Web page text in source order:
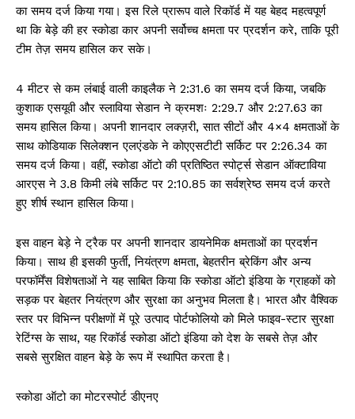
का समय दर्ज किया गया। इस रिले प्रारूप वाले रिकॉर्ड में यह बेहद महत्वपूर्ण
था कि बेड़े की हर स्कोडा कार अपनी सर्वोच्च क्षमता पर प्रदर्शन करे, ताकि पूरी
टीम तेज़ समय हासिल कर सके।
4 मीटर से कम लंबाई वाली काइलैक ने 2:31.6 का समय दर्ज किया, जबकि
कुशाक एसयूवी और स्लाविया सेडान ने क्रमशः 2:29.7 और 2:27.63 का
समय हासिल किया। अपनी शानदार लक्ज़री, सात सीटों और 4×4 क्षमताओं के
साथ कोडियाक सिलेक्शन एलएंडके ने कोएएसटीटी सर्किट पर 2:26.34 का
समय दर्ज किया। वहीं, स्कोडा ऑटो की प्रतिष्ठित स्पोर्ट्स सेडान ऑक्टाविया
आरएस ने 3.8 किमी लंबे सर्किट पर 2:10.85 का सर्वश्रेष्ठ समय दर्ज करते
हुए शीर्ष स्थान हासिल किया।
इस वाहन बेड़े ने ट्रैक पर अपनी शानदार डायनेमिक क्षमताओं का प्रदर्शन
किया। साथ ही इसकी फुर्ती, नियंत्रण क्षमता, बेहतरीन ब्रेकिंग और अन्य
परफॉर्मेंस विशेषताओं ने यह साबित किया कि स्कोडा ऑटो इंडिया के ग्राहकों को
सड़क पर बेहतर नियंत्रण और सुरक्षा का अनुभव मिलता है। भारत और वैश्विक
स्तर पर विभिन्न परीक्षणों में पूरे उत्पाद पोर्टफोलियो को मिले फाइव-स्टार सुरक्षा
रेटिंग्स के साथ, यह रिकॉर्ड स्कोडा ऑटो इंडिया को देश के सबसे तेज़ और
सबसे सुरक्षित वाहन बेड़े के रूप में स्थापित करता है।
स्कोडा ऑटो का मोटरस्पोर्ट डीएनए